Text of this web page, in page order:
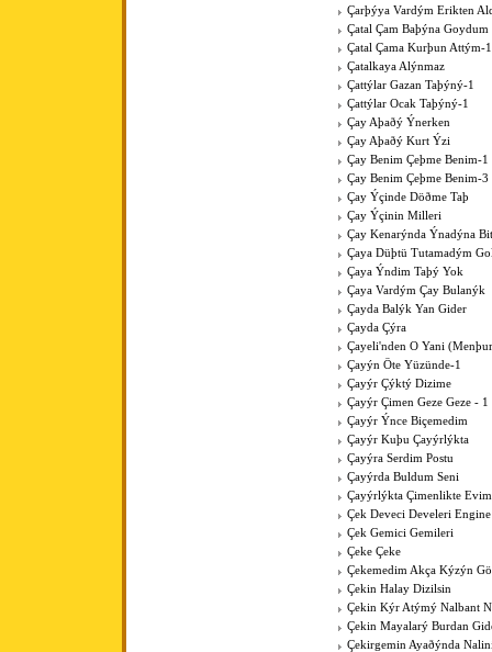
Çarþýya Vardým Erikten
Çatal Çam Baþýna Goydum
Çatal Çama Kurþun Attým-1
Çatalkaya Alýnmaz
Çattýlar Gazan Taþýný-1
Çattýlar Ocak Taþýný-1
Çay Aþaðý Ýnerken
Çay Aþaðý Kurt Ýzi
Çay Benim Çeþme Benim-1
Çay Benim Çeþme Benim-3
Çay Ýçinde Döðme Taþ
Çay Ýçinin Milleri
Çay Kenarýnda Ýnadýna
Çaya Düþtü Tutamadým
Çaya Ýndim Taþý Yok
Çaya Vardým Çay Bulanýk
Çayda Balýk Yan Gider
Çayda Çýra
Çayeli'nden O Yani
Çayýn Öte Yüzünde-1
Çayýr Çýktý Dizime
Çayýr Çimen Geze Geze - 1
Çayýr Ýnce Biçemedim
Çayýr Kuþu Çayýrlýkta
Çayýra Serdim Postu
Çayýrda Buldum Seni
Çayýrlýkta Çimenlikte
Çek Deveci Develeri Engine
Çek Gemici Gemileri
Çeke Çeke
Çekemedim Akça Kýzýn
Çekin Halay Dizilsin
Çekin Kýr Atýmý Nalbant
Çekin Mayalarý Burdan
Çekirgemin Ayaðýnda